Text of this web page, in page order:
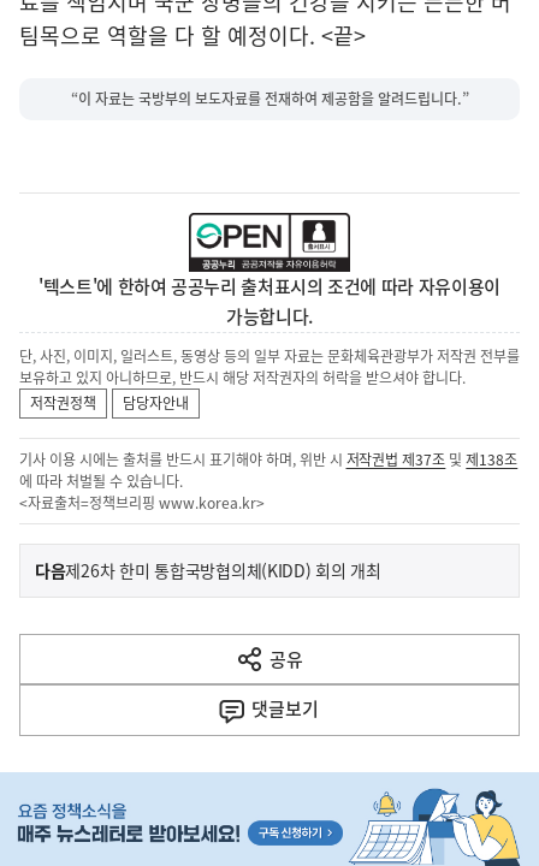
팀목으로 역할을 다 할 예정이다. <끝>
“이 자료는 국방부의 보도자료를 전재하여 제공함을 알려드립니다.”
'텍스트'에 한하여 공공누리 출처표시의 조건에 따라 자유이용이
가능합니다.
단, 사진, 이미지, 일러스트, 동영상 등의 일부 자료는 문화체육관광부가 저작권 전부를
보유하고 있지 아니하므로, 반드시 해당 저작권자의 허락을 받으셔야 합니다.
저작권정책
담당자안내
기사 이용 시에는 출처를 반드시 표기해야 하며, 위반 시 저작권법 제37조 및제138조
에 따라 처벌될 수 있습니다.
<자료출처=정책브리핑 www.korea.kr>
이
전
다
음
다음기
사
제26차 한미 통합국방협의체(KIDD) 회의 개최
공유
열
기
댓글보기
단